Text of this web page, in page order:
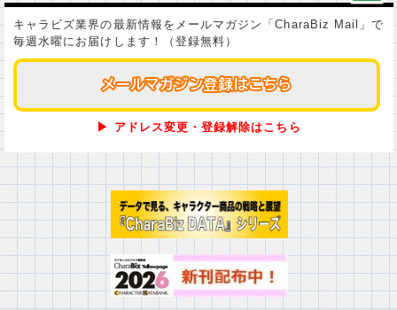
キャラビズ業界の最新情報をメールマガジン「CharaBiz Mail」で
毎週水曜にお届けします！（登録無料）
メールマガジン登録はこちら
メールマガジン登録はこちら
▶ アドレス変更・登録解除はこちら